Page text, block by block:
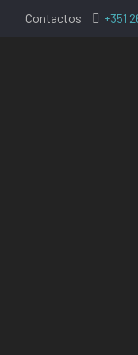
Contactos +351